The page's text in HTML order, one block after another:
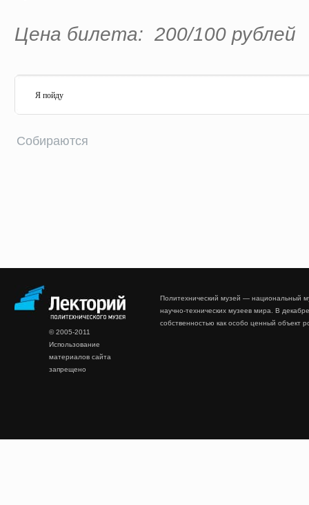
Цена билета: 200/100 рублей
Я пойду
Собираются
© 2005-2011
Использование
материалов сайта
запрещено
Политехнический музей — национальный
научно-технических музеев мира. В
собственностью как особо ценный объект